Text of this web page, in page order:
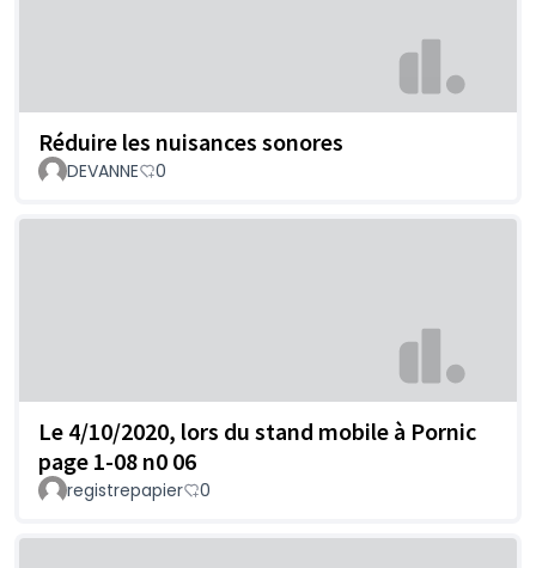
Réduire les nuisances sonores
DEVANNE 0
Le 4/10/2020, lors du stand mobile à Pornic
page 1-08 n0 06
registrepapier 0